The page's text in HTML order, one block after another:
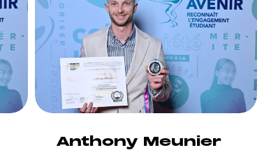
Anthony Meunier